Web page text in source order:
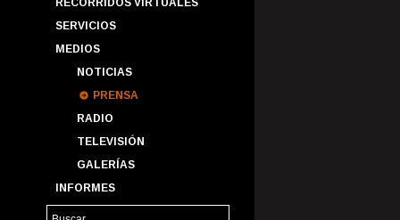
RECORRIDOS VIRTUALES
SERVICIOS
MEDIOS
NOTICIAS
PRENSA
RADIO
TELEVISIÓN
GALERÍAS
INFORMES